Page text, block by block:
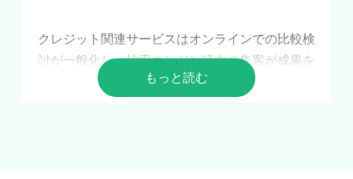
クレジット関連サービスはオンラインでの比較検
討が一般化し、検索エンジン経由の集客が成果を
大きく左右します。ここではクレジットのSEO対
もっと読む